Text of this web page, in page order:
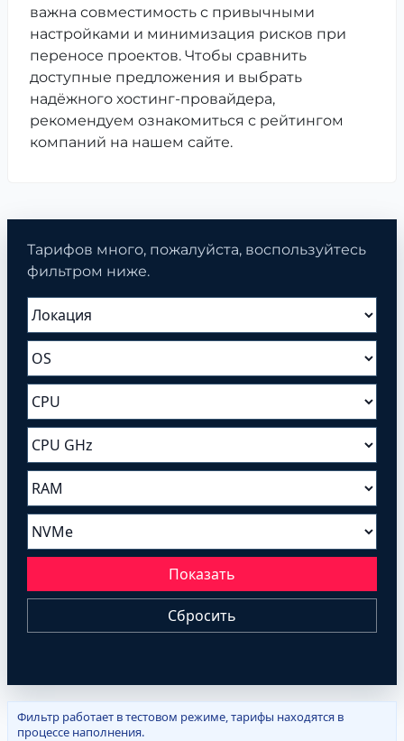
важна совместимость с привычными
настройками и минимизация рисков при
переносе проектов. Чтобы сравнить
доступные предложения и выбрать
надёжного хостинг-провайдера,
рекомендуем ознакомиться с рейтингом
компаний на нашем сайте.
Тарифов много, пожалуйста, воспользуйтесь
фильтром ниже.
Показать
Сбросить
Фильтр работает в тестовом режиме, тарифы находятся в
процессе наполнения.